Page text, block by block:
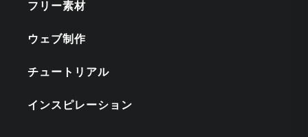
フリー素材
ウェブ制作
チュートリアル
インスピレーション